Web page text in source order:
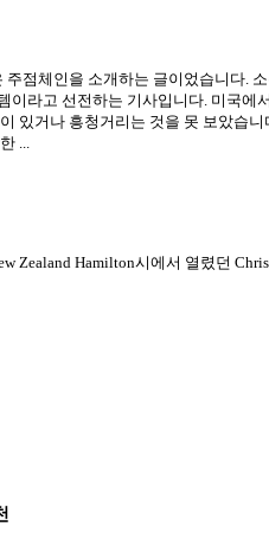
점체인을 소개하는 글이었습니다.
라고 선전하는 기사입니다. 미국에
있거나 흥청거리는 것을 못 보았습
...
Zealand Hamilton시에서 열렸던